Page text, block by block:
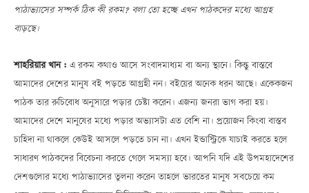
পাঠাভ্যাসের সম্পর্ক ঠিক কী রকম? বলা তো হচ্ছে এখন পাঠকদের মধ্যে আগ্রহ
বাড়ছে।
শাহরিয়ার খান : এ রকম কথাও আসে সংবাদমাধ্যম বা অন্য স্থানে। কিন্তু বাস্তবে
আমাদের দেশের মানুষ বই পড়তে আগ্রহী নন। বইয়ের অনেক ধরন আছে। একেকজন
পাঠক তার রুচিবোধ অনুসারে পড়ার চেষ্টা করেন। এজন্য জনরা ভাগ করা হয়।
আমাদের দেশে মানুষের মধ্যে পড়ার অভ্যাসটা এত বেশি না। প্রয়োজন কিংবা বাস্তব
চাহিদা না থাকলে কেউই আসলে পড়তে চান না। এখন ইন্ডাস্ট্রিকে যাচাই করতে হলে
সাধারণ পাঠকদের বিবেচনা করতে গেলে সমস্যা হবে। আপনি যদি এই উপমহাদেশের
দেশগুলোর মধ্যে পাঠাভ্যাসের তুলনা করেন তাহলে ভারতের মানুষ সবচেয়ে কম